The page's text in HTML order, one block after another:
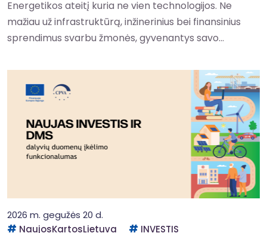
Energetikos ateitį kuria ne vien technologijos. Ne
mažiau už infrastruktūrą, inžinerinius bei finansinius
sprendimus svarbu žmonės, gyvenantys savo...
2026 m. gegužės 20 d.
NaujosKartosLietuva
INVESTIS